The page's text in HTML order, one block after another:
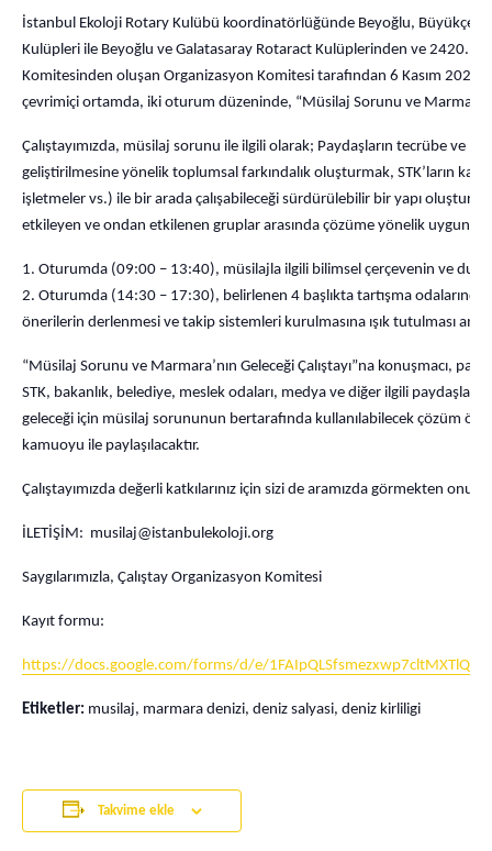
İstanbul Ekoloji Rotary Kulübü koordinatörlüğünde Beyoğlu,
Kulüpleri ile Beyoğlu ve Galatasaray Rotaract Kulüplerinden ve 2420.
Komitesinden oluşan Organizasyon Komitesi tarafından 6 Kasım 2021
çevrimiçi ortamda, iki oturum düzeninde, “Müsilaj Sorunu ve
Çalıştayımızda, müsilaj sorunu ile ilgili olarak; Paydaşların tecrübe ve
geliştirilmesine yönelik toplumsal farkındalık oluşturmak, STK’ların
işletmeler vs.) ile bir arada çalışabileceği sürdürülebilir bir yapı
etkileyen ve ondan etkilenen gruplar arasında çözüme yönelik uygun
Oturumda (09:00 – 13:40), müsilajla ilgili bilimsel çerçevenin ve
Oturumda (14:30 – 17:30), belirlenen 4 başlıkta tartışma
önerilerin derlenmesi ve takip sistemleri kurulmasına ışık tutulması
“Müsilaj Sorunu ve Marmara’nın Geleceği Çalıştayı”na konuşmacı,
STK, bakanlık, belediye, meslek odaları, medya ve diğer ilgili
geleceği için müsilaj sorununun bertarafında kullanılabilecek çözüm
kamuoyu ile paylaşılacaktır.
Çalıştayımızda değerli katkılarınız için sizi de aramızda görmekten onur
İLETİŞİM: musilaj@istanbulekoloji.org
Saygılarımızla, Çalıştay Organizasyon Komitesi
Kayıt formu:
https://docs.google.com/forms/d/e/
Etiketler: musilaj, marmara denizi, deniz salyasi, deniz kirliligi
Takvime ekle